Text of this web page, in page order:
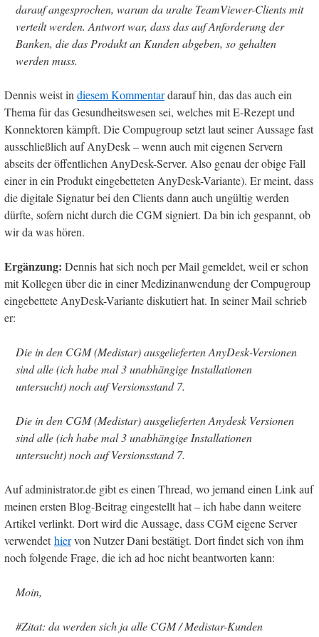
darauf angesprochen, warum da uralte TeamViewer-Clients mit
verteilt werden. Antwort war, dass das auf Anforderung der
Banken, die das Produkt an Kunden abgeben, so gehalten
werden muss.
Dennis weist in diesem Kommentardarauf hin, das das auch ein
Thema für das Gesundheitswesen sei, welches mit E-Rezept und
Konnektoren kämpft. Die Compugroup setzt laut seiner Aussage fast
ausschließlich auf AnyDesk – wenn auch mit eigenen Servern
abseits der öffentlichen AnyDesk-Server. Also genau der obige Fall
einer in ein Produkt eingebetteten AnyDesk-Variante). Er meint, dass
die digitale Signatur bei den Clients dann auch ungültig werden
dürfte, sofern nicht durch die CGM signiert. Da bin ich gespannt, ob
wir da was hören.
Ergänzung: Dennis hat sich noch per Mail gemeldet, weil er schon
mit Kollegen über die in einer Medizinanwendung der Compugroup
eingebettete AnyDesk-Variante diskutiert hat. In seiner Mail schrieb
er:
Die in den CGM (Medistar) ausgelieferten AnyDesk-Versionen
sind alle (ich habe mal 3 unabhängige Installationen
untersucht) noch auf Versionsstand 7.
Die in den CGM (Medistar) ausgelieferten Anydesk Versionen
sind alle (ich habe mal 3 unabhängige Installationen
untersucht) noch auf Versionsstand 7.
Auf administrator.de gibt es einen Thread, wo jemand einen Link auf
meinen ersten Blog-Beitrag eingestellt hat – ich habe dann weitere
Artikel verlinkt. Dort wird die Aussage, dass CGM eigene Server
verwendethiervon Nutzer Dani bestätigt. Dort findet sich von ihm
noch folgende Frage, die ich ad hoc nicht beantworten kann:
Moin,
#Zitat: da werden sich ja alle CGM / Medistar-Kunden